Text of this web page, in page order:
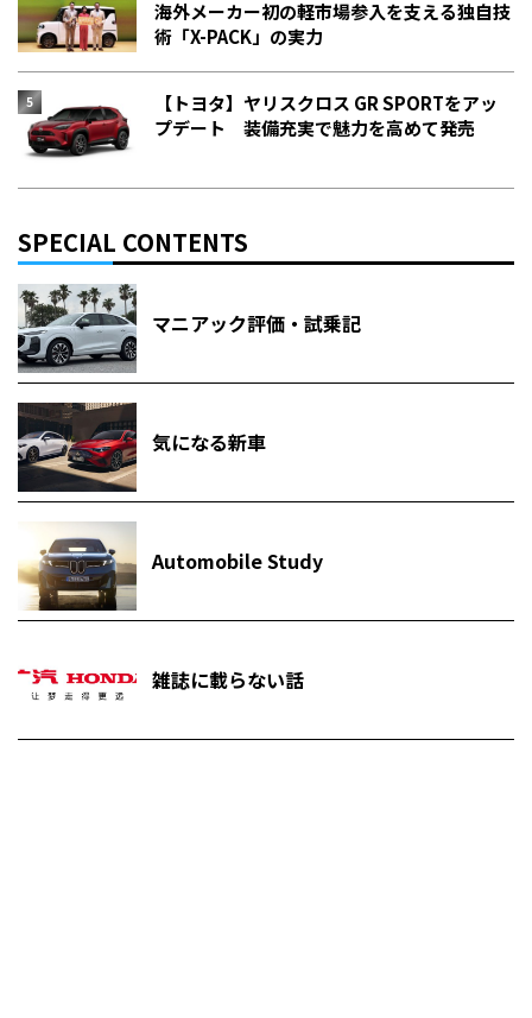
海外メーカー初の軽市場参入を支える独自技
術「X-PACK」の実力
【トヨタ】ヤリスクロス GR SPORTをアッ
プデート 装備充実で魅力を高めて発売
SPECIAL CONTENTS
マニアック評価・試乗記
気になる新車
Automobile Study
雑誌に載らない話